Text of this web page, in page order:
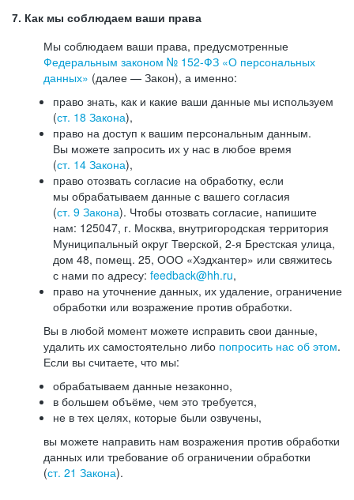
7. Как мы соблюдаем ваши права
Мы соблюдаем ваши права, предусмотренные
Федеральным законом № 152-ФЗ «О персональных
данных» (далее — Закон), а именно:
право знать, как и какие ваши данные мы используем
(ст. 18 Закона),
право на доступ к вашим персональным данным.
Вы можете запросить их у нас в любое время
(ст. 14 Закона),
право отозвать согласие на обработку, если
мы обрабатываем данные с вашего согласия
(ст. 9 Закона). Чтобы отозвать согласие, напишите
нам: 125047, г. Москва, внутригородская территория
Муниципальный округ Тверской, 2-я Брестская улица,
дом 48, помещ. 25, ООО «Хэдхантер» или свяжитесь
с нами по адресу: feedback@hh.ru,
право на уточнение данных, их удаление, ограничение
обработки или возражение против обработки.
Вы в любой момент можете исправить свои данные,
удалить их самостоятельно либо попросить нас об этом.
Если вы считаете, что мы:
обрабатываем данные незаконно,
в большем объёме, чем это требуется,
не в тех целях, которые были озвучены,
вы можете направить нам возражения против обработки
данных или требование об ограничении обработки
(ст. 21 Закона).